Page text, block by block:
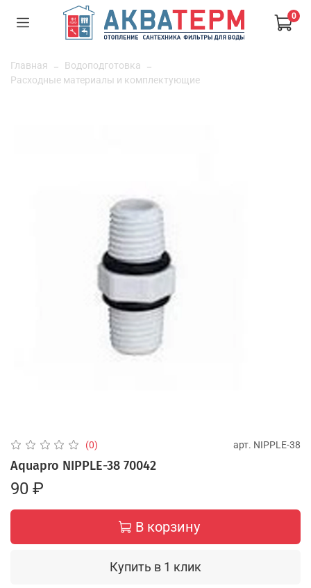
0
Главная
Водоподготовка
Расходные материалы и комплектующие
(0) арт. NIPPLE-38
Aquapro NIPPLE-38 70042
90 ₽
В корзину
Купить в 1 клик